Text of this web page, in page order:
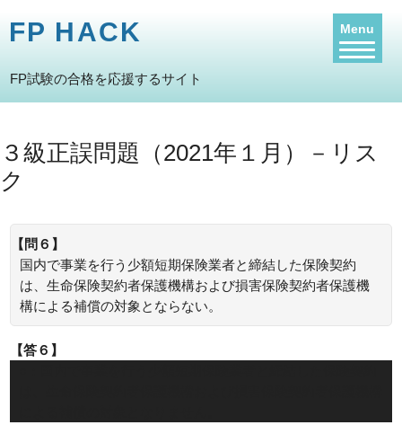
FP HACK
FP試験の合格を応援するサイト
３級正誤問題（2021年１月）－リス
ク
【問６】
国内で事業を行う少額短期保険業者と締結した保険契約
は、生命保険契約者保護機構および損害保険契約者保護機
構による補償の対象とならない。
【答６】
Menu